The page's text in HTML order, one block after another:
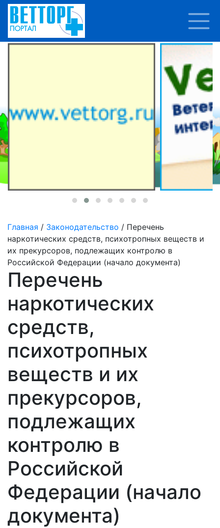
Главная / Законодательство / Перечень
наркотических средств, психотропных веществ и
их прекурсоров, подлежащих контролю в
Российской Федерации (начало документа)
Перечень
наркотических
средств,
психотропных
веществ и их
прекурсоров,
подлежащих
контролю в
Российской
Федерации (начало
документа)